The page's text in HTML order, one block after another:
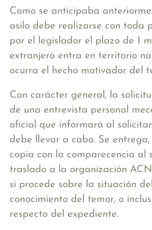
Como se anticipaba
asilo debe realizarse con toda
por el legislador el plazo de 1
extranjero entra en territorio
ocurra el hecho motivador del
Con carácter general, la
de una entrevista personal
oficial que informará al
debe llevar a cabo. Se
copia con la comparecencia al
traslado a la organización
si procede sobre la situación
conocimiento del temor, o
respecto del expediente.